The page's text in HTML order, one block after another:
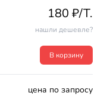
180 ₽/T.
нашли дешевле?
В корзину
цена по запросу